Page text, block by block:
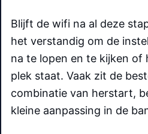
Blijft de wifi na al deze
het verstandig om de
na te lopen en te kijken of
plek staat. Vaak zit de
combinatie van herstart,
kleine aanpassing in de